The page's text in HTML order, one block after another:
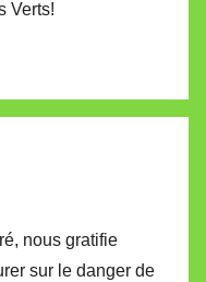
Verts!
nous gratifie
sur le danger de